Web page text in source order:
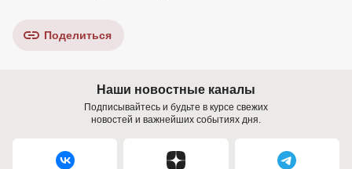
Поделиться
Наши новостные каналы
Подписывайтесь и будьте в курсе свежих
новостей и важнейших событиях дня.